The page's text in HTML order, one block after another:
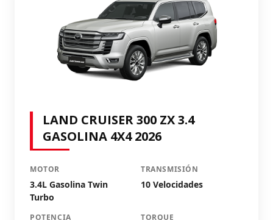
LAND CRUISER 300 ZX 3.4
GASOLINA 4X4 2026
MOTOR
3.4L Gasolina Twin
Turbo
TRANSMISIÓN
10 Velocidades
POTENCIA TORQUE